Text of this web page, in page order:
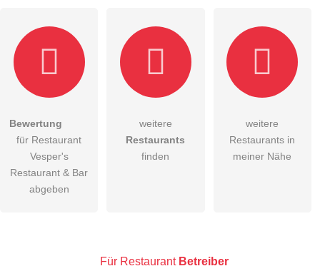
Die Datenschutzerklärunghabe ich zur Kenntnis genommen.
öffentliche Frage stellen
Restaurant-Eintrag zu stellen.
Bewertung
für Restaurant
Vesper's
Restaurant & Bar
abgeben
weitere
Restaurants
finden
weitere
Restaurants in
meiner Nähe
Für Restaurant Betreiber